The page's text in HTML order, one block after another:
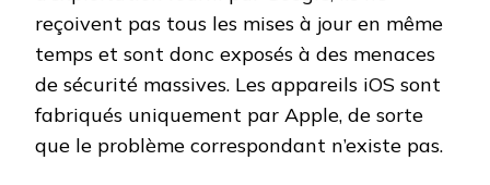
reçoivent pas tous les mises à jour en même
temps et sont donc exposés à des menaces
de sécurité massives. Les appareils iOS sont
fabriqués uniquement par Apple, de sorte
que le problème correspondant n’existe pas.